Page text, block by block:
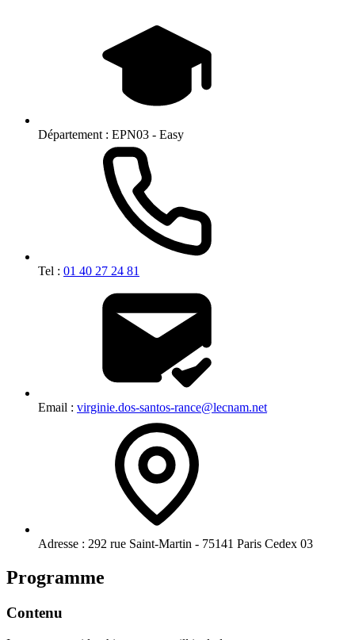
Département : EPN03 - Easy
Tel : 01 40 27 24 81
Email : virginie.dos-santos-rance@lecnam.net
Adresse : 292 rue Saint-Martin - 75141 Paris Cedex 03
Programme
Contenu